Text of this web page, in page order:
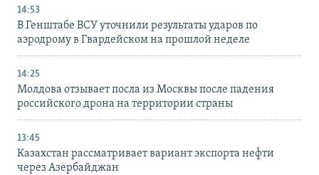
14:53
В Генштабе ВСУ уточнили результаты ударов по
аэродрому в Гвардейском на прошлой неделе
14:25
Молдова отзывает посла из Москвы после падения
российского дрона на территории страны
13:45
Казахстан рассматривает вариант экспорта нефти
через Азербайджан